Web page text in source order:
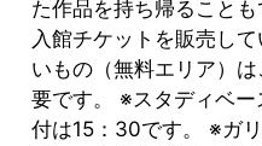
た作品を持ち帰ること
入館チケットを販売し
いもの（無料エリア）
要です。 ※スタディベ
付は15：30です。 ※ガ